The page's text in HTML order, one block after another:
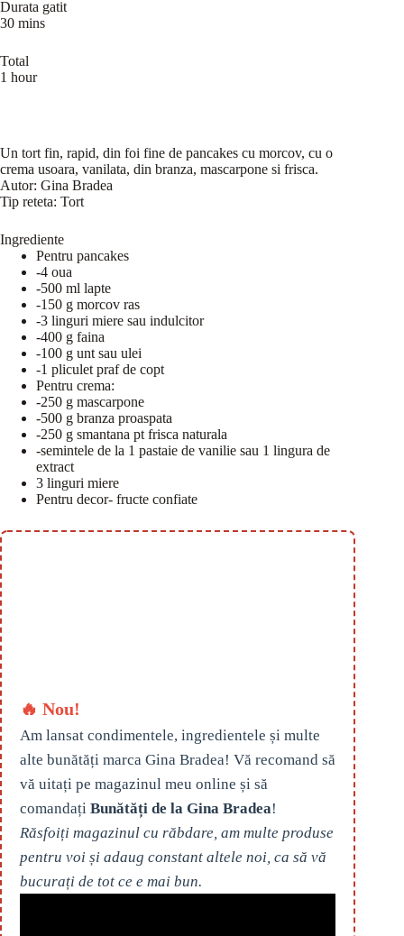
Durata gatit
30 mins
Total
1 hour
Un tort fin, rapid, din foi fine de pancakes cu morcov, cu o
crema usoara, vanilata, din branza, mascarpone si frisca.
Autor: Gina Bradea
Tip reteta: Tort
Ingrediente
Pentru pancakes
-4 oua
-500 ml lapte
-150 g morcov ras
-3 linguri miere sau indulcitor
-400 g faina
-100 g unt sau ulei
-1 pliculet praf de copt
Pentru crema:
-250 g mascarpone
-500 g branza proaspata
-250 g smantana pt frisca naturala
-semintele de la 1 pastaie de vanilie sau 1 lingura de
extract
3 linguri miere
Pentru decor- fructe confiate
🔥 Nou!
Am lansat condimentele, ingredientele și multe
alte bunătăți marca Gina Bradea! Vă recomand să
vă uitați pe magazinul meu online și să
comandați Bunătăți de la Gina Bradea!
Răsfoiți magazinul cu răbdare, am multe produse
pentru voi și adaug constant altele noi, ca să vă
bucurați de tot ce e mai bun.